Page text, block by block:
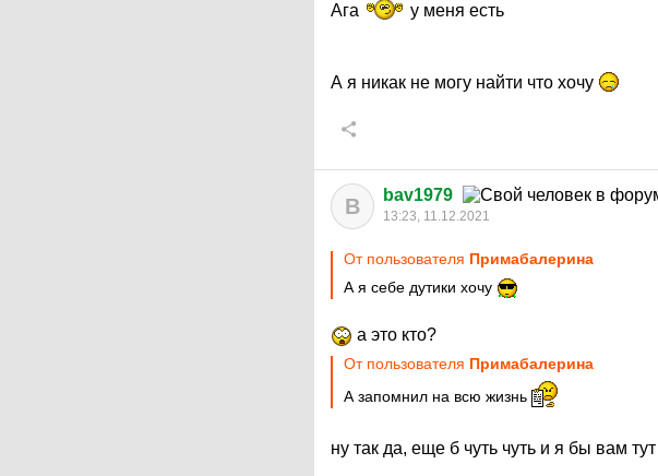
Ага у меня есть
А я никак не могу найти что хочу
B bav1979
13:23, 11.12.2021
От пользователя Примaбaлерина
А я себе дутики хочу
а это кто?
От пользователя Примaбaлерина
А запомнил на всю жизнь
ну так да, еще б чуть чуть и я бы вам